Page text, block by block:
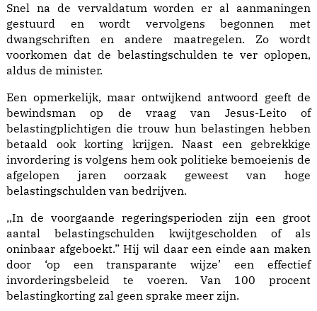
Snel na de vervaldatum worden er al aanmaningen
gestuurd en wordt vervolgens begonnen met
dwangschriften en andere maatregelen. Zo wordt
voorkomen dat de belastingschulden te ver oplopen,
aldus de minister.
Een opmerkelijk, maar ontwijkend antwoord geeft de
bewindsman op de vraag van Jesus-Leito of
belastingplichtigen die trouw hun belastingen hebben
betaald ook korting krijgen. Naast een gebrekkige
invordering is volgens hem ook politieke bemoeienis de
afgelopen jaren oorzaak geweest van hoge
belastingschulden van bedrijven.
,,In de voorgaande regeringsperioden zijn een groot
aantal belastingschulden kwijtgescholden of als
oninbaar afgeboekt.” Hij wil daar een einde aan maken
door ‘op een transparante wijze’ een effectief
invorderingsbeleid te voeren. Van 100 procent
belastingkorting zal geen sprake meer zijn.